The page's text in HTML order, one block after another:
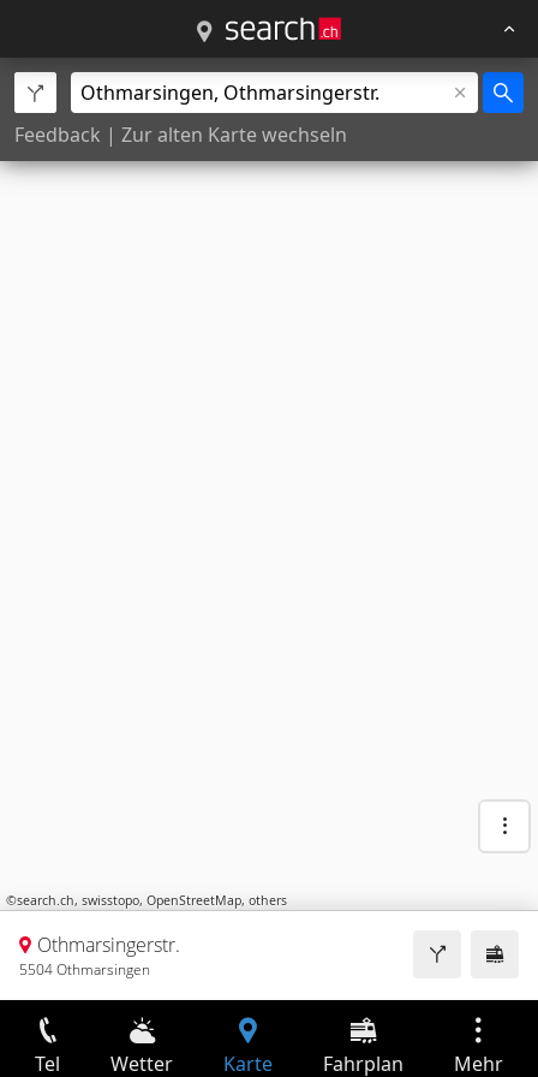
Feedback | Zur alten Karte wechseln
©search.ch, swisstopo, OpenStreetMap, others
Othmarsingerstr.
5504 Othmarsingen
Tel Wetter Karte Fahrplan Mehr